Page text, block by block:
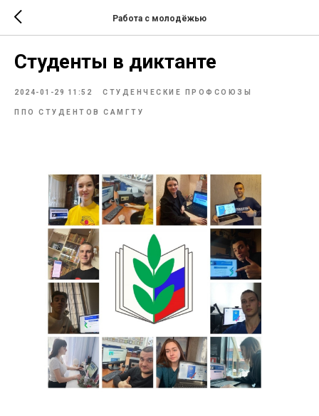
Работа с молодёжью
Студенты в диктанте
2024-01-29 11:52 СТУДЕНЧЕСКИЕ ПРОФСОЮЗЫ
ППО СТУДЕНТОВ САМГТУ